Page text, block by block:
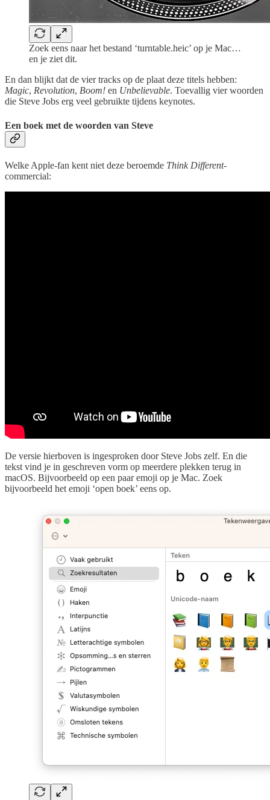
Zoek eens naar het bestand ‘turntable.heic’ op je Mac…
en je ziet dit.
En dan blijkt dat de vier tracks op de plaat deze titels hebben:
Magic, Revolution, Boom! en Unbelievable. Toevallig vier woorden
die Steve Jobs erg veel gebruikte tijdens keynotes.
Een boek met de woorden van Steve
Welke Apple-fan kent niet deze beroemde Think Different-
commercial:
De versie hierboven is ingesproken door Steve Jobs zelf. En die
tekst vind je in geschreven vorm op meerdere plekken terug in
macOS. Bijvoorbeeld op een paar emoji op je Mac. Zoek
bijvoorbeeld het emoji ‘open boek’ eens op.